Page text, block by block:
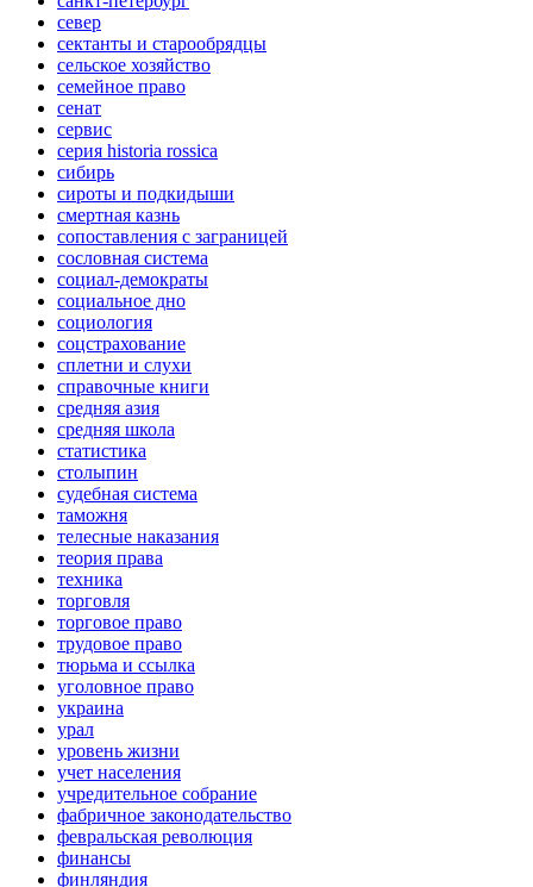
север
сектанты и старообрядцы
сельское хозяйство
семейное право
сенат
сервис
серия historia rossica
сибирь
сироты и подкидыши
смертная казнь
сопоставления с заграницей
сословная система
социал-демократы
социальное дно
социология
соцстрахование
сплетни и слухи
справочные книги
средняя азия
средняя школа
статистика
столыпин
судебная система
таможня
телесные наказания
теория права
техника
торговля
торговое право
трудовое право
тюрьма и ссылка
уголовное право
украина
урал
уровень жизни
учет населения
учредительное собрание
фабричное законодательство
февральская революция
финансы
финляндия